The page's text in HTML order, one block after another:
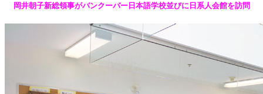
岡井朝子新総領事がバンクーバー日本語学校並びに日系人会館を訪問